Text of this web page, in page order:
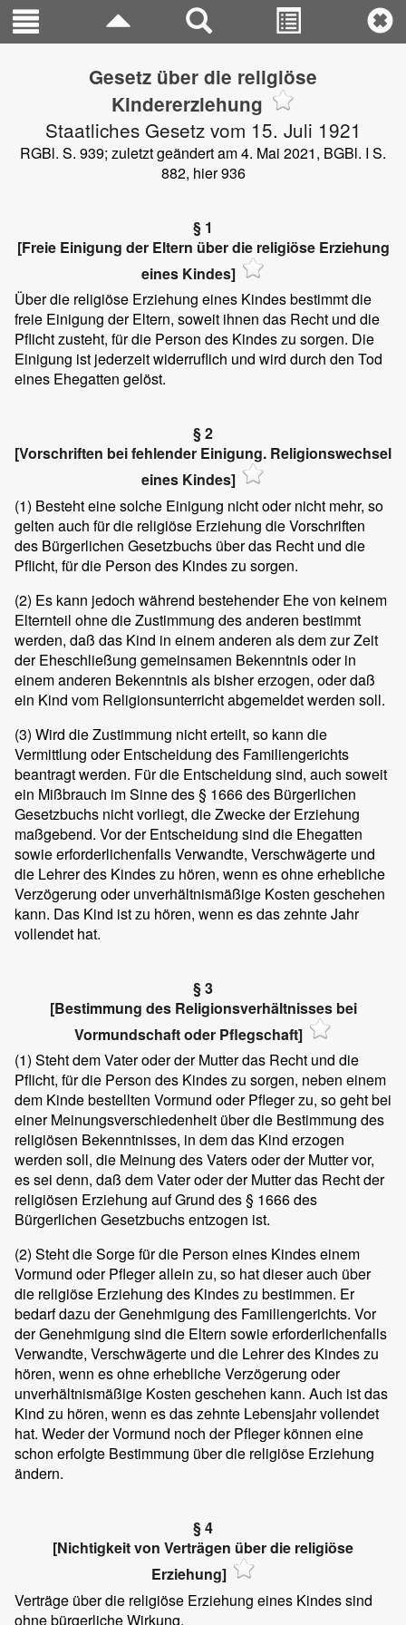
Gesetz über die religiöse
Kindererziehung
Staatliches Gesetz vom 15. Juli 1921
RGBl. S. 939; zuletzt geändert am 4. Mai 2021, BGBl. I S.
882, hier 936
§ 1
[Freie Einigung der Eltern über die religiöse Erziehung
eines Kindes]
Über die religiöse Erziehung eines Kindes bestimmt die
freie Einigung der Eltern, soweit ihnen das Recht und die
Pflicht zusteht, für die Person des Kindes zu sorgen. Die
Einigung ist jederzeit widerruflich und wird durch den Tod
eines Ehegatten gelöst.
§ 2
[Vorschriften bei fehlender Einigung. Religionswechsel
eines Kindes]
(1) Besteht eine solche Einigung nicht oder nicht mehr, so
gelten auch für die religiöse Erziehung die Vorschriften
des Bürgerlichen Gesetzbuchs über das Recht und die
Pflicht, für die Person des Kindes zu sorgen.
(2) Es kann jedoch während bestehender Ehe von keinem
Elternteil ohne die Zustimmung des anderen bestimmt
werden, daß das Kind in einem anderen als dem zur Zeit
der Eheschließung gemeinsamen Bekenntnis oder in
einem anderen Bekenntnis als bisher erzogen, oder daß
ein Kind vom Religionsunterricht abgemeldet werden soll.
(3) Wird die Zustimmung nicht erteilt, so kann die
Vermittlung oder Entscheidung des Familiengerichts
beantragt werden. Für die Entscheidung sind, auch soweit
ein Mißbrauch im Sinne des § 1666 des Bürgerlichen
Gesetzbuchs nicht vorliegt, die Zwecke der Erziehung
maßgebend. Vor der Entscheidung sind die Ehegatten
sowie erforderlichenfalls Verwandte, Verschwägerte und
die Lehrer des Kindes zu hören, wenn es ohne erhebliche
Verzögerung oder unverhältnismäßige Kosten geschehen
kann. Das Kind ist zu hören, wenn es das zehnte Jahr
vollendet hat.
§ 3
[Bestimmung des Religionsverhältnisses bei
Vormundschaft oder Pflegschaft]
(1) Steht dem Vater oder der Mutter das Recht und die
Pflicht, für die Person des Kindes zu sorgen, neben einem
dem Kinde bestellten Vormund oder Pfleger zu, so geht bei
einer Meinungsverschiedenheit über die Bestimmung des
religiösen Bekenntnisses, in dem das Kind erzogen
werden soll, die Meinung des Vaters oder der Mutter vor,
es sei denn, daß dem Vater oder der Mutter das Recht der
religiösen Erziehung auf Grund des § 1666 des
Bürgerlichen Gesetzbuchs entzogen ist.
(2) Steht die Sorge für die Person eines Kindes einem
Vormund oder Pfleger allein zu, so hat dieser auch über
die religiöse Erziehung des Kindes zu bestimmen. Er
bedarf dazu der Genehmigung des Familiengerichts. Vor
der Genehmigung sind die Eltern sowie erforderlichenfalls
Verwandte, Verschwägerte und die Lehrer des Kindes zu
hören, wenn es ohne erhebliche Verzögerung oder
unverhältnismäßige Kosten geschehen kann. Auch ist das
Kind zu hören, wenn es das zehnte Lebensjahr vollendet
hat. Weder der Vormund noch der Pfleger können eine
schon erfolgte Bestimmung über die religiöse Erziehung
ändern.
§ 4
[Nichtigkeit von Verträgen über die religiöse
Erziehung]
Verträge über die religiöse Erziehung eines Kindes sind
ohne bürgerliche Wirkung.